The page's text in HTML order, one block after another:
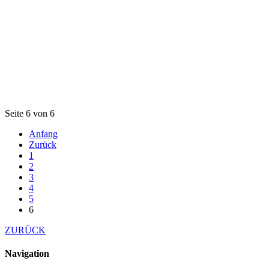
Seite 6 von 6
Anfang
Zurück
1
2
3
4
5
6
ZURÜCK
Navigation